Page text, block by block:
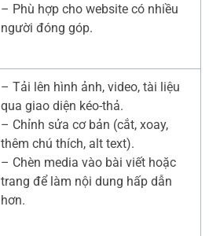
– Phù hợp cho website có nhiều
người đóng góp.
– Tải lên hình ảnh, video, tài liệu
qua giao diện kéo-thả.
– Chỉnh sửa cơ bản (cắt, xoay,
thêm chú thích, alt text).
– Chèn media vào bài viết hoặc
trang để làm nội dung hấp dẫn
hơn.